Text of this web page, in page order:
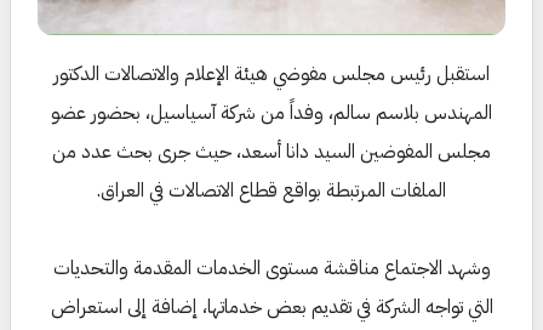
استقبل رئيس مجلس مفوضي هيئة الإعلام والاتصالات الدكتور
المهندس بلاسم سالم، وفداً من شركة آسياسيل، بحضور عضو
مجلس المفوضين السيد دانا أسعد، حيث جرى بحث عدد من
الملفات المرتبطة بواقع قطاع الاتصالات في العراق.
وشهد الاجتماع مناقشة مستوى الخدمات المقدمة والتحديات
التي تواجه الشركة في تقديم بعض خدماتها، إضافة إلى استعراض